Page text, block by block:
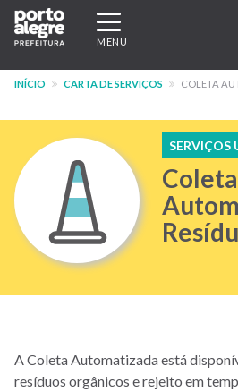
Pular
para
conteúdo
Expandir/recolher
navegação
MENU
INÍCIO CARTA DE SERVIÇOS COLETA
SERVIÇOS
Coleta
A Coleta Automatizada está
resíduos orgânicos e rejeito em